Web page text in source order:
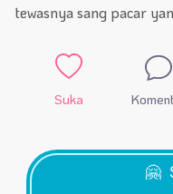
tewasnya sang pacar
Suka
🤗